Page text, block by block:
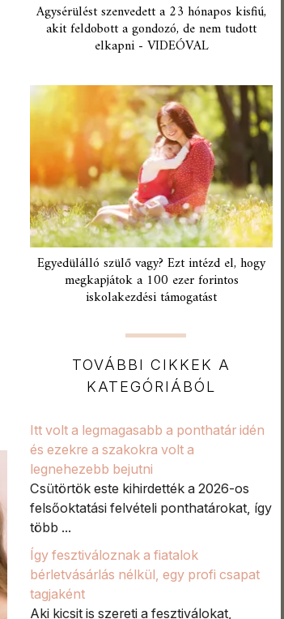
Agysérülést szenvedett a 23 hónapos kisfiú,
akit feldobott a gondozó, de nem tudott
elkapni - VIDEÓVAL
Egyedülálló szülő vagy? Ezt intézd el, hogy
megkapjátok a 100 ezer forintos
iskolakezdési támogatást
TOVÁBBI CIKKEK A
KATEGÓRIÁBÓL
Itt volt a legmagasabb a ponthatár idén
és ezekre a szakokra volt a
legnehezebb bejutni
Csütörtök este kihirdették a 2026-os
felsőoktatási felvételi ponthatárokat, így
több ...
Így fesztiváloznak a fiatalok
bérletvásárlás nélkül, egy profi csapat
tagjaként
Aki kicsit is szereti a fesztiválokat,